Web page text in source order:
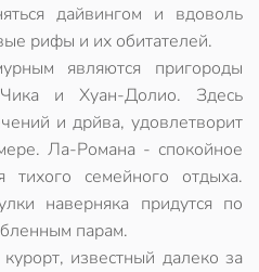
дайвингом и вдоволь
рифы и их обитателей.
являются пригороды
и Хуан-Долио. Здесь
и дрйва, удовлетворит
Ла-Романа - спокойное
тихого семейного отдыха.
наверняка придутся по
парам.
известный далеко за